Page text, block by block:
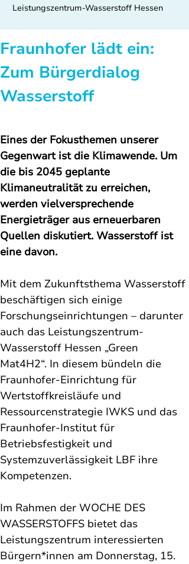
Leistungszentrum-Wasserstoff Hessen
Fraunhofer lädt ein:
Zum Bürgerdialog
Wasserstoff
Eines der Fokusthemen unserer
Gegenwart ist die Klimawende. Um
die bis 2045 geplante
Klimaneutralität zu erreichen,
werden vielversprechende
Energieträger aus erneuerbaren
Quellen diskutiert. Wasserstoff ist
eine davon.
Mit dem Zukunftsthema Wasserstoff
beschäftigen sich einige
Forschungseinrichtungen – darunter
auch das Leistungszentrum-
Wasserstoff Hessen „Green
Mat4H2“. In diesem bündeln die
Fraunhofer-Einrichtung für
Wertstoffkreisläufe und
Ressourcenstrategie IWKS und das
Fraunhofer-Institut für
Betriebsfestigkeit und
Systemzuverlässigkeit LBF ihre
Kompetenzen.
Im Rahmen der WOCHE DES
WASSERSTOFFS bietet das
Leistungszentrum interessierten
Bürgern*innen am Donnerstag, 15.